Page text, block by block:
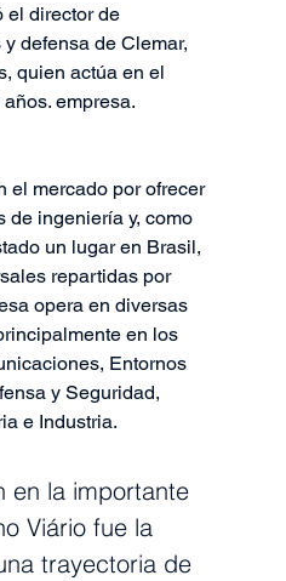
el director de
defensa de Clemar,
quien actúa en el
empresa.
el mercado por ofrecer
de ingeniería y, como
un lugar en Brasil,
repartidas por
opera en diversas
en los
Entornos
y Seguridad,
e Industria.
en la importante
Viário fue la
trayectoria de